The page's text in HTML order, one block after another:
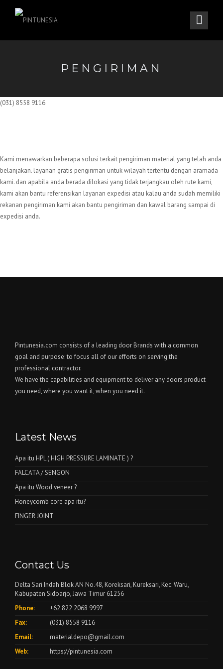
PENGIRIMAN
(031) 8558 9116
Kami menawarkan beberapa solusi terkait pengiriman material yang telah anda
belanjakan. layanan gratis pengiriman untuk wilayah tertentu dengan aramada
kami. dan apabila anda berada dilokasi yang tidak terjangkau oleh rute kami,
kami akan bantu referensikan layanan expedisi atau kalau anda sudah memiliki
rekanan pengiriman kami akan bantu pengiriman dan kawal barang sampai di
expedisi anda.
Pintunesia.com consists of a leading door Brands with a common
goal and purpose: to focus all of our efforts on serving the
professional contractor.
We have the capabilities and equipment to deliver any doors product
you need, where you want it, when you need it.
Latest News
Apa itu HPL ( HIGH PRESSURE LAMINATE ) ?
FALCATA / SENGON
Apa itu Wood veneer ?
Honeycomb core apa itu?
FINGER JOINT
Contact Us
Delta Sari Indah Blok AN No.48, Koreksari, Kureksari, Kec. Waru,
Kabupaten Sidoarjo, Jawa Timur 61256
Phone:
+62 822 2068 9997
Fax:
(031) 8558 9116
Email:
materialdepo@gmail.com
Web:
https://pintunesia.com